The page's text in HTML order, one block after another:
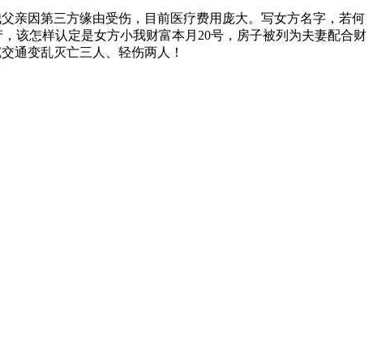
因第三方缘由受伤，目前医疗费用庞大。写女方名字，若何
该怎样认定是女方小我财富本月20号，房子被列为夫妻配合财
通变乱灭亡三人、轻伤两人！